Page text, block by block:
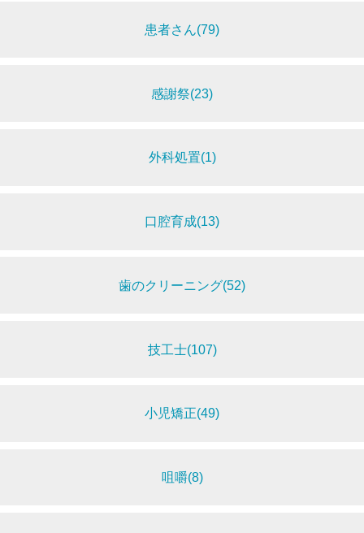
患者さん(79)
感謝祭(23)
外科処置(1)
口腔育成(13)
歯のクリーニング(52)
技工士(107)
小児矯正(49)
咀嚼(8)